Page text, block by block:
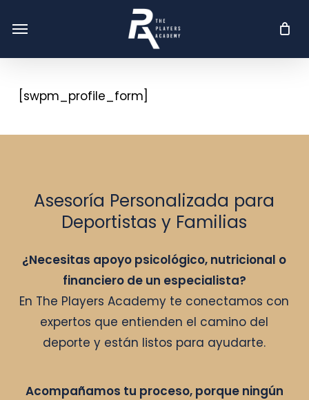
Menu
[swpm_profile_form]
Asesoría Personalizada para
Deportistas y Familias
¿Necesitas apoyo psicológico, nutricional o
financiero de un especialista?
En The Players Academy te conectamos con
expertos que entienden el camino del
deporte y están listos para ayudarte.
Acompañamos tu proceso, porque ningún